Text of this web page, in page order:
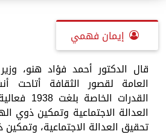
إيمان فهمي
قال الدكتور أحمد فؤاد هنو،
العامة لقصور الثقافة أتاحت
القدرات
العدالة الاجتماعية وتمكين ذوي
تحقيق العدالة الاجتماعية،